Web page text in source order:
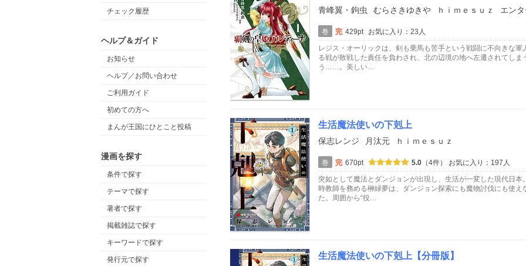
チェック履歴
ヘルプ＆ガイド
お知らせ
ヘルプ／お問い合わせ
ご利用ガイド
初めての方へ
まんが王国にひとこと投稿
漫画を探す
条件で探す
テーマで探す
著者で探す
掲載雑誌で探す
キーワードで探す
発行元で探す
青峰翼・鉤虫 むらさきゆきや ｈｉｍｅｓｕｚ エン
巻 完 429pt
お気に入り：23人
レジス・オーリックは、剣も乗馬も苦手という戦闘に不向きな
る戦が敗戦した責任を負わされ、北の辺境の地へ左遷されてしま
う……。美しい…
生活魔法使いの下剋上
保志レンジ 月汰元 ｈｉｍｅｓｕｚ
巻 完 670pt 5.0 （4件）
お気に入り：197人
突如として魔法とダンジョンが出現し、生活が一変した現代日
時教師を務める榊緑夢は、ダンジョン探索にも魔物討伐にも使
た。周囲から“役…
生活魔法使いの下剋上【分冊版】